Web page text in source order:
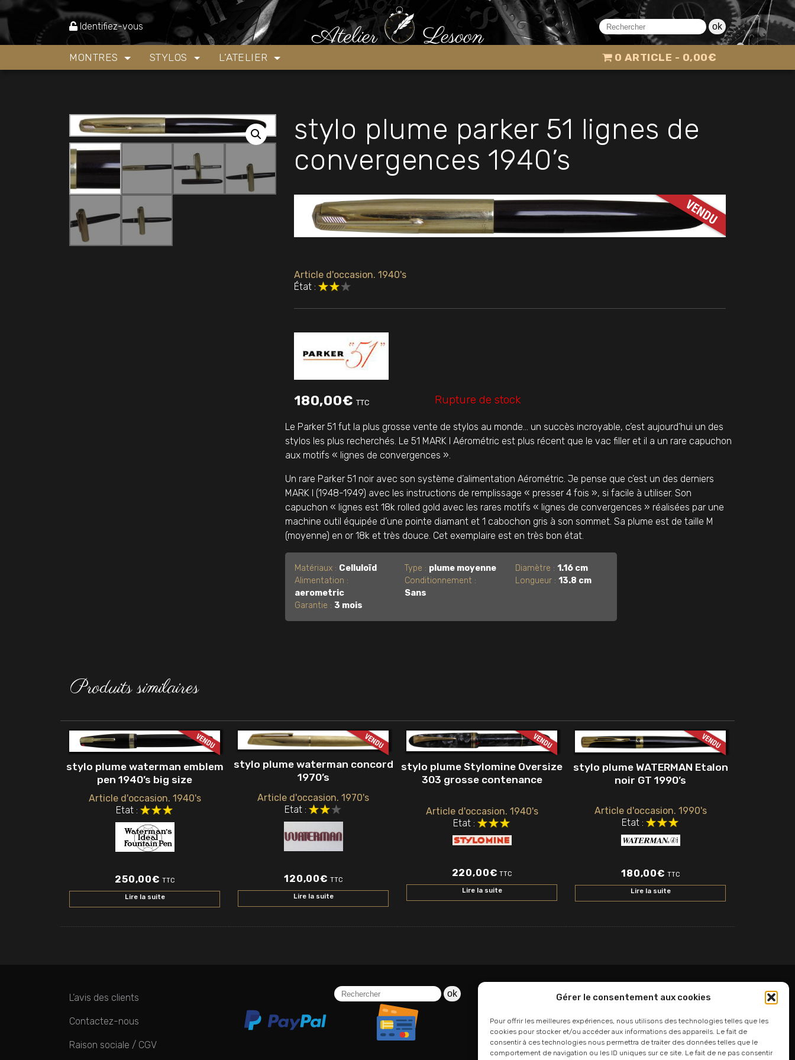
Gérer le consentement aux cookies
Pour offrir les meilleures expériences, nous utilisons des technologies telles que les
cookies pour stocker et/ou accéder aux informations des appareils. Le fait de
consentir à ces technologies nous permettra de traiter des données telles que le
comportement de navigation ou les ID uniques sur ce site. Le fait de ne pas consentir
Identifiez-vous ok
MONTRES STYLOS L’ATELIER 0 ARTICLE 0,00€
Stylos stylo plume parker 51 lignes de convergences 1940’s
stylo plume parker 51 lignes de
convergences 1940’s
Article d'occasion. 1940's
État :
180,00€ TTC Rupture de stock
Le Parker 51 fut la plus grosse vente de stylos au monde… un succès incroyable, c’est aujourd’hui un des
stylos les plus recherchés. Le 51 MARK I Aérométric est plus récent que le vac filler et il a un rare capuchon
aux motifs « lignes de convergences ».
Un rare Parker 51 noir avec son système d’alimentation Aérométric. Je pense que c’est un des derniers
MARK I (1948-1949) avec les instructions de remplissage « presser 4 fois », si facile à utiliser. Son
capuchon « lignes est 18k rolled gold avec les rares motifs « lignes de convergences » réalisées par une
machine outil équipée d’une pointe diamant et 1 cabochon gris à son sommet. Sa plume est de taille M
(moyenne) en or 18k et très douce. Cet exemplaire est en très bon état.
Matériaux : Celluloïd
Alimentation :
aerometric
Garantie : 3 mois
Type : plume moyenne
Conditionnement :
Sans
Diamètre : 1.16 cm
Longueur : 13.8 cm
Produits similaires
stylo plume waterman emblem
pen 1940’s big size
Article d'occasion. 1940's
Etat :
250,00€ TTC
Lire la suite
stylo plume waterman concord
1970’s
Article d'occasion. 1970's
Etat :
120,00€ TTC
Lire la suite
stylo plume Stylomine Oversize
303 grosse contenance
Article d'occasion. 1940's
Etat :
220,00€ TTC
Lire la suite
stylo plume WATERMAN Etalon
noir GT 1990’s
Article d'occasion. 1990's
Etat :
180,00€ TTC
Lire la suite
L’avis des clients
Contactez-nous
Raison sociale / CGV
ok
06 24 94 44 05
01 75 33 00 85